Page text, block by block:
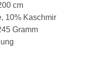
cm
10% Kaschmir
Gramm